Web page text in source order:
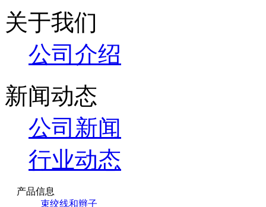
关于我们
公司介绍
新闻动态
公司新闻
行业动态
产品信息
束绞线和辫子